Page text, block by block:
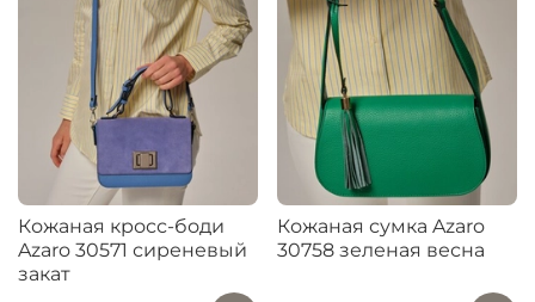
Кожаная кросс-боди
Azaro 30571 сиреневый
закат
Кожаная сумка Azaro
30758 зеленая весна